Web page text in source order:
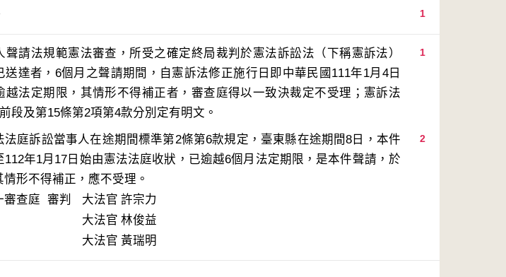
1
1
聲請法規範憲法審查，所受之確定終局裁判於憲法訴訟法（下稱憲訴法）
送達者，6個月之聲請期間，自憲訴法修正施行日即中華民國111年1月4日
越法定期限，其情形不得補正者，審查庭得以一致決裁定不受理；憲訴法
2
法庭訴訟當事人在途期間標準第2條第6款規定，臺東縣在途期間8日，本件
112年1月17日始由憲法法庭收狀，已逾越6個月法定期限，是本件聲請，於
形不得補正，應不受理。
審查庭 審判
大法官 許宗力
大法官 林俊益
大法官 黃瑞明